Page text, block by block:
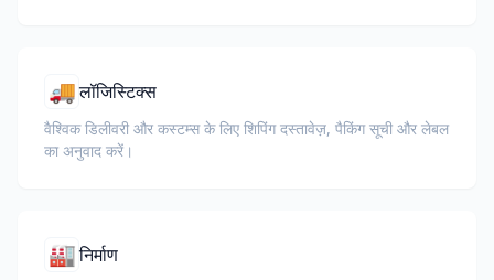
🚚लॉजिस्टिक्स
वैश्विक डिलीवरी और कस्टम्स के लिए शिपिंग दस्तावेज़, पैकिंग सूची और लेबल
का अनुवाद करें।
🏭निर्माण